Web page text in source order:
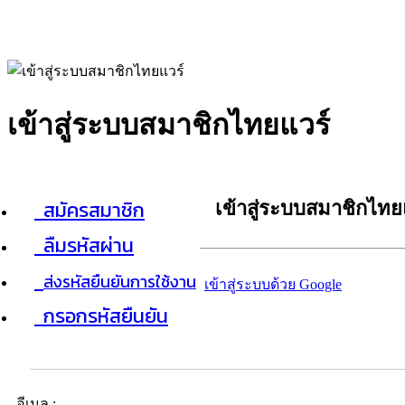
เข้าสู่ระบบสมาชิกไทยแวร์
สมัครสมาชิก
ลืมรหัสผ่าน
ส่งรหัสยืนยันการใช้งาน
กรอกรหัสยืนยัน
เข้าสู่ระบบสมาชิกไท
เข้าสู่ระบบด้วย Google